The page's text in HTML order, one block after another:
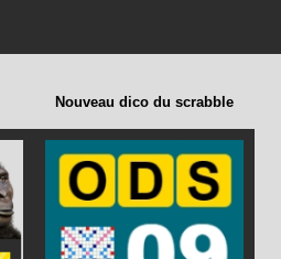
Nouveau dico du scrabble